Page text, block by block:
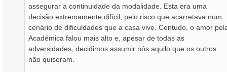
assegurar a continuidade da modalidade. Esta era uma
decisão extremamente difícil, pelo risco que acarretava num
cenário de dificuldades que a casa vive. Contudo, o amor
Académica falou mais alto e, apesar de todas as
adversidades, decidimos assumir nós aquilo que os outros
não quiseram.